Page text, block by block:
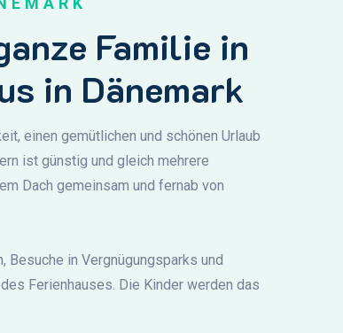
Familie in
in Dänemark
einen gemütlichen und schönen Urlaub
ist günstig und gleich mehrere
Dach gemeinsam und fernab von
Besuche in Vergnügungsparks und
Ferienhauses. Die Kinder werden das